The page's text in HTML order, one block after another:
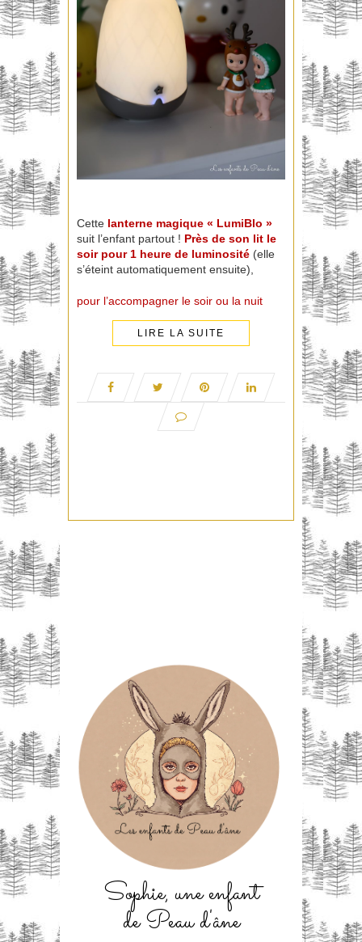
Cette lanterne magique « LumiBlo »
suit l’enfant partout ! Près de son lit le
soir pour 1 heure de luminosité (elle
s’éteint automatiquement ensuite),
pour l’accompagner le soir ou la nuit
LIRE LA SUITE
Sophie, une enfant
de Peau d'âne